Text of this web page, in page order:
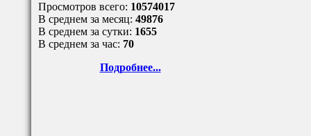
Просмотров всего: 10574017
В среднем за месяц: 49876
В среднем за сутки: 1655
В среднем за час: 70
Подробнее...